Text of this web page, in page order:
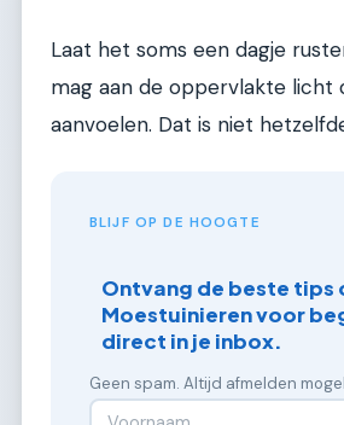
Laat het soms een dagje
mag aan de oppervlakte licht
aanvoelen. Dat is niet
BLIJF OP DE HOOGTE
Ontvang de beste tips
Moestuinieren voor
direct in je inbox.
Geen spam. Altijd afmelden